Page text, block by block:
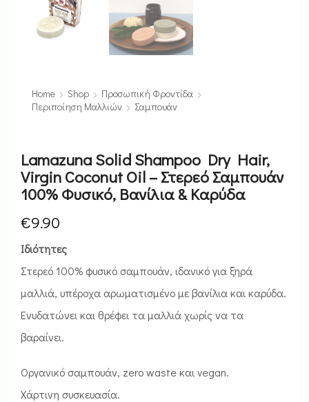
Home Shop
Προσωπική Φροντίδα
Περιποίηση Μαλλιών
Σαμπουάν
Lamazuna Solid Shampoo Dry Hair,
Virgin Coconut Oil – Στερεό Σαμπουάν
100% Φυσικό, Βανίλια & Καρύδα
€9.90
Ιδιότητες
Στερεό 100% φυσικό σαμπουάν, ιδανικό για ξηρά
μαλλιά, υπέροχα αρωματισμένο με βανίλια και καρύδα.
Ενυδατώνει και θρέφει τα μαλλιά χωρίς να τα
βαραίνει.
Οργανικό σαμπουάν, zero waste και vegan.
Χάρτινη συσκευασία.